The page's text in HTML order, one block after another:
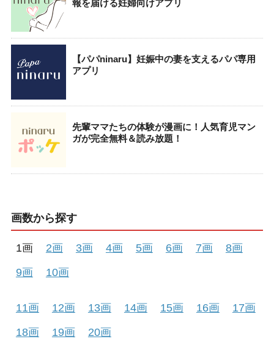
報を届ける妊婦向けアプリ
【パパninaru】妊娠中の妻を支えるパパ専用
アプリ
先輩ママたちの体験が漫画に！人気育児マン
ガが完全無料＆読み放題！
画数から探す
1画 2画 3画 4画 5画 6画 7画
8画
9画
10画
11画 12画 13画 14画 15画 16画
17画
18画
19画 20画